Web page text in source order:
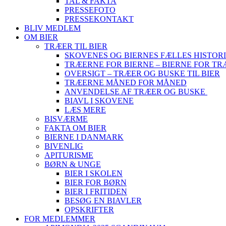
PRESSEFOTO
PRESSEKONTAKT
BLIV MEDLEM
OM BIER
TRÆER TIL BIER
SKOVENES OG BIERNES FÆLLES
TRÆERNE FOR BIERNE – BIERNE FOR
OVERSIGT – TRÆER OG BUSKE TIL BIER
TRÆERNE MÅNED FOR MÅNED
ANVENDELSE AF TRÆER OG BUSKE
BIAVL I SKOVENE
LÆS MERE
BISVÆRME
FAKTA OM BIER
BIERNE I DANMARK
BIVENLIG
APITURISME
BØRN & UNGE
BIER I SKOLEN
BIER FOR BØRN
BIER I FRITIDEN
BESØG EN BIAVLER
OPSKRIFTER
FOR MEDLEMMER